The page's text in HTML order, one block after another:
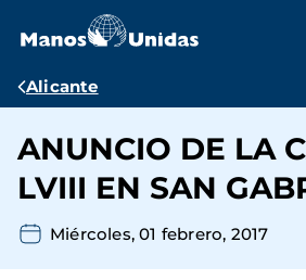
contenido
Ruta
navegación
Alicante
ANUNCIO DE LA
LVIII EN SAN
Miércoles, 01 febrero, 2017